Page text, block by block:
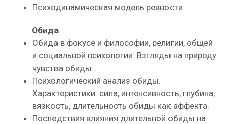
Психодинамическая модель ревности
Обида
Обида в фокусе и философии, религии, общей
и социальной психологии. Взгляды на природу
чувства обиды.
Психологический анализ обиды.
Характеристики: сила, интенсивность, глубина,
вязкость, длительность обиды как аффекта.
Последствия влияния длительной обиды на